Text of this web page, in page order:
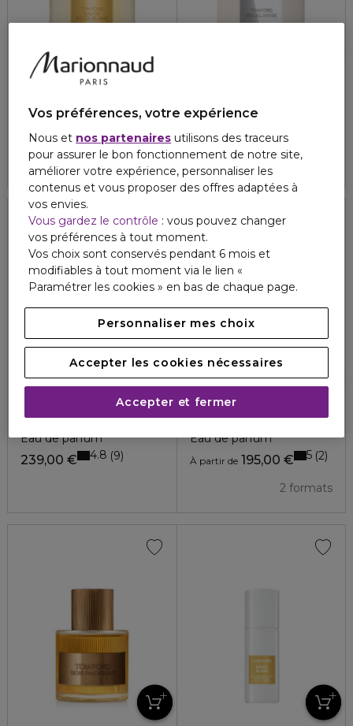
TOM FORD
Eau de toilette
À partir de94,40 €
3 formats
Eau de parfum
À partir de114,50 €
3 formats
4.8 66
Eau de parfum
239,00 € 4.8 9
TOM FORD
Eau de parfum
À partir de195,00 €
2 formats
5 2
Vos préférences, votre expérience
Nous et nos partenaires utilisons des traceurs
pour assurer le bon fonctionnement de notre site,
améliorer votre expérience, personnaliser les
contenus et vous proposer des offres adaptées à
vos envies.
Vous gardez le contrôle : vous pouvez changer
vos préférences à tout moment.
Vos choix sont conservés pendant 6 mois et
modifiables à tout moment via le lien «
Paramétrer les cookies » en bas de chaque page.
Personnaliser mes choix
Accepter les cookies nécessaires
Accepter et fermer